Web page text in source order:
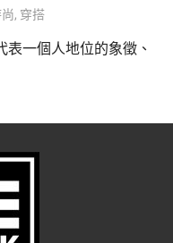
, 穿搭
一個人地位的象徵、